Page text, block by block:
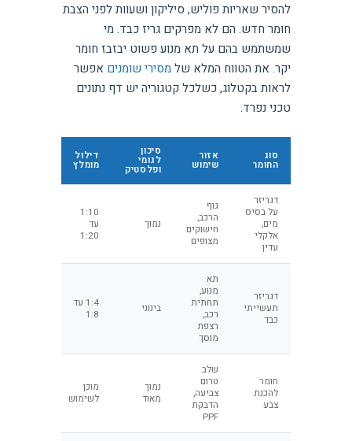
להסיר שאריות פוליש, סיליקון ושעוות לפני הצבת
חומר חדש. הם לא מפרקים גריז כבד. מי
שמשתמש בהם על תא מנוע פשוט יבזבז חומר
יקר. את הטווח המלא של מסירי שומנים אפשר
לראות בקטלוג, כשלכל קטגוריה יש דף נתונים
טכני נפרד.
סוג
החומר
אזור
שימוש
סיכון
לגומי
ופלסטיק
דילול
מומלץ
דגריזר
על בסיס
מים,
אלקלי
עדין
גוף
הרכב,
חישוקים
מצופים
נמוך
1:10
עד
1:20
דגריזר
תעשייתי
כבד
תא
מנוע,
תחתית
רכב,
רצפת
מוסך
בינוני
1:4 עד
1:8
חומר
להכנת
צבע
שלב
טרום
צביעה,
הדבקת
PPF
נמוך
מאוד
מוכן
לשימוש